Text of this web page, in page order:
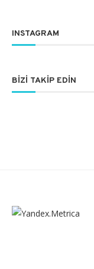
INSTAGRAM
BIZI TAKIP EDIN